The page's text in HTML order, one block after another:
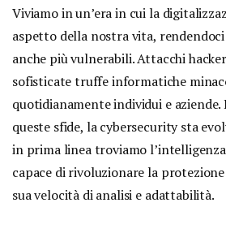
Viviamo in un’era in cui la
aspetto della nostra vita,
anche più vulnerabili. Attacchi
sofisticate truffe informatiche
quotidianamente individui e
queste sfide, la cybersecurity sta
in prima linea troviamo
capace di rivoluzionare la
sua velocità di analisi e adattabilità.